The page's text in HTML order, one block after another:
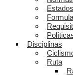
Disciplinas
Ruta